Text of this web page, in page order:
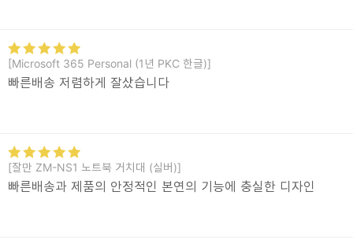
[Microsoft 365 Personal (1년 PKC 한글)]
빠른배송 저렴하게 잘샀습니다
[잘만 ZM-NS1 노트북 거치대 (실버)]
빠른배송과 제품의 안정적인 본연의 기능에 충실한 디자인